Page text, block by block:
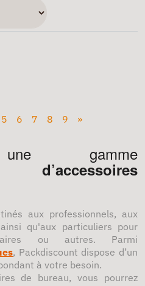
5 6 7 8 9 »
gamme
d’accessoires
aux professionnels, aux
qu'aux particuliers pour
ou autres. Parmi
, Packdiscount dispose d’un
à votre besoin.
de bureau, vous pourrez